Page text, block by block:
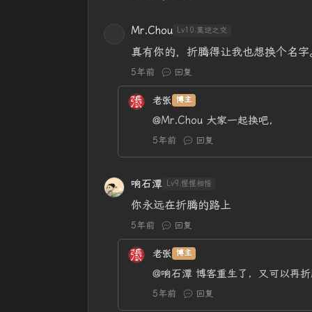
Mr.Chou Lv10.莫逆之交
真有你的，折腾得让我也想换个名字
5年前 回复
老张 博主
@Mr.Chou 大家一起换吧，
5年前 回复
响石潭 Lv9.惺惺相惜
你永远在折腾的路上
5年前 回复
老张 博主
@响石潭 博客重生了，又可以再折
5年前 回复